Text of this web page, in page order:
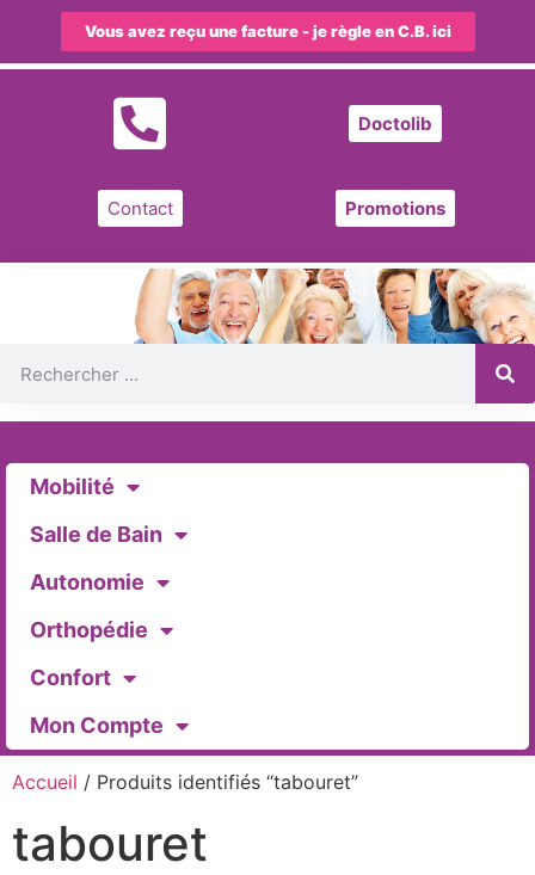
Vous avez reçu une facture - je règle en C.B. ici
Doctolib
Contact Promotions
Mobilité
Salle de Bain
Autonomie
Orthopédie
Confort
Mon Compte
Accueil / Produits identifiés “tabouret”
tabouret